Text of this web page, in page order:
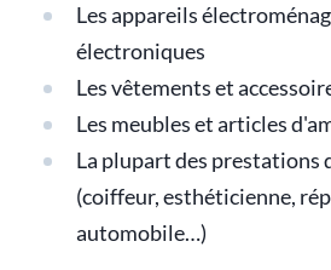
Les appareils
électroniques
Les vêtements et
Les meubles et articles
La plupart des prestations
(coiffeur, esthéticienne,
automobile…)